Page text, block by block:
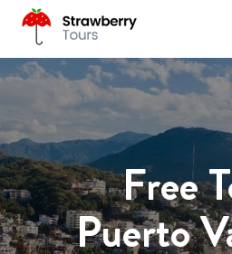
Free
Puerto